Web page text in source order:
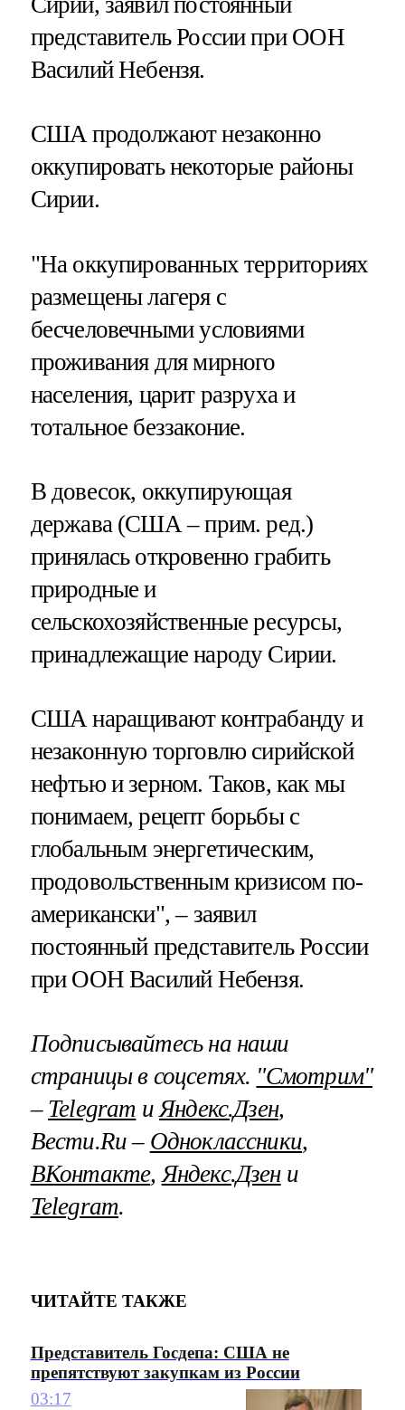
представитель России при ООН
Василий Небензя.
США продолжают незаконно
оккупировать некоторые районы
Сирии.
"На оккупированных территориях
размещены лагеря с
бесчеловечными условиями
проживания для мирного
населения, царит разруха и
тотальное беззаконие.
В довесок, оккупирующая
держава (США – прим. ред.)
принялась откровенно грабить
природные и
сельскохозяйственные ресурсы,
принадлежащие народу Сирии.
США наращивают контрабанду и
незаконную торговлю сирийской
нефтью и зерном. Таков, как мы
понимаем, рецепт борьбы с
глобальным энергетическим,
продовольственным кризисом по-
американски", – заявил
постоянный представитель России
при ООН Василий Небензя.
Подписывайтесь на наши
страницы в соцсетях. "Смотрим"
– Telegram иЯндекс.Дзен,
Вести.Ru – Одноклассники,
ВКонтакте,Яндекс.Дзени
Telegram.
ЧИТАЙТЕ ТАКЖЕ
Представитель Госдепа: США не
препятствуют закупкам из России
03:17